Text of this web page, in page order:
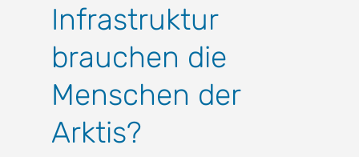
Infrastruktur
brauchen die
Menschen der
Arktis?